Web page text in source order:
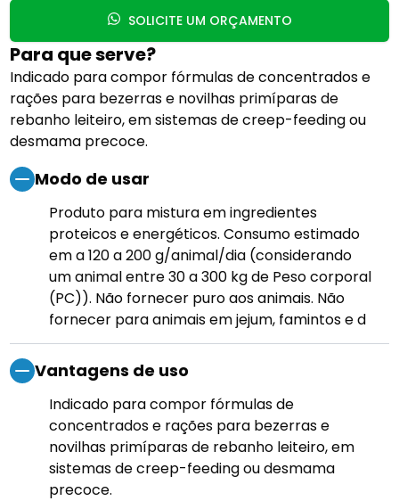
SOLICITE UM ORÇAMENTO
Para que serve?
Indicado para compor fórmulas de concentrados e
rações para bezerras e novilhas primíparas de
rebanho leiteiro, em sistemas de creep-feeding ou
desmama precoce.
Modo de usar
Produto para mistura em ingredientes
proteicos e energéticos. Consumo estimado
em a 120 a 200 g/animal/dia (considerando
um animal entre 30 a 300 kg de Peso corporal
(PC)). Não fornecer puro aos animais. Não
fornecer para animais em jejum, famintos e d
Vantagens de uso
Indicado para compor fórmulas de
concentrados e rações para bezerras e
novilhas primíparas de rebanho leiteiro, em
sistemas de creep-feeding ou desmama
precoce.